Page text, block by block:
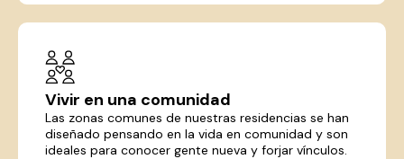
Vivir en una comunidad
Las zonas comunes de nuestras residencias se han
diseñado pensando en la vida en comunidad y son
ideales para conocer gente nueva y forjar vínculos.